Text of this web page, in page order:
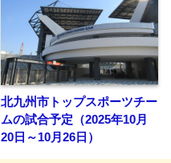
北九州市トップスポーツチー
ムの試合予定（2025年10月
20日～10月26日）